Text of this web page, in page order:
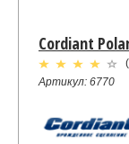
Cordiant
(
Артикул: 6770